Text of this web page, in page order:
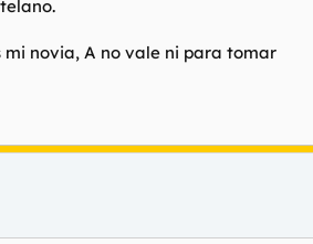
lié con la hermana y al tiempo de
Yo era ya como la mascota del
del tema porque ya me daba
amigas como estos es lo que yo
clic para expandir...
liar con A y me acabe liando con B
vez que me liaba con B, A se
mi novia, A no vale ni para tomar